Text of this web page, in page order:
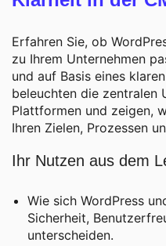
Erfahren Sie, ob
zu Ihrem Unternehmen
und auf Basis eines
beleuchten die zentralen
Plattformen und zeigen,
Ihren Zielen, Prozessen
Ihr Nutzen aus dem
Wie sich WordPress
Sicherheit,
unterscheiden.